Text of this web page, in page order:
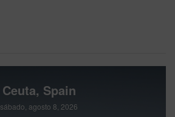
Ceuta, Spain
sábado, agosto 8, 2026